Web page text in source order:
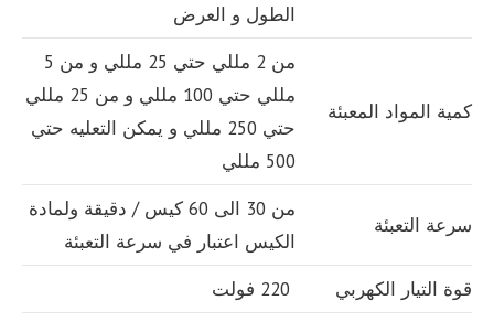
الطول و العرض
كمية المواد المعبئة
من 2 مللي حتي 25 مللي و من 5
مللي حتي 100 مللي و من 25 مللي
حتي 250 مللي و يمكن التعليه حتي
500 مللي
سرعة التعبئة
من 30 الى 60 كيس / دقيقة ولمادة
الكيس اعتبار في سرعة التعبئة
قوة التيار الكهربي